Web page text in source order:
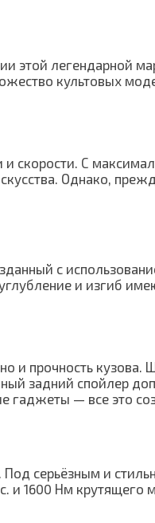
этой легендарной
культовых
и скорости. С
Однако,
с
и изгиб
и прочность кузова.
задний спойлер
гаджеты — все это
серьёзным и
и 1600 Нм